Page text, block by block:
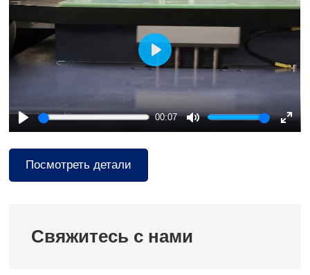
Play
00:07
Mute
Play
Посмотреть детали
Свяжитесь с нами